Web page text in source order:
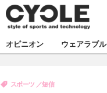
製品/用品
コラム
デバイス
オピニオン ウェアラブル
スポーツ 短信